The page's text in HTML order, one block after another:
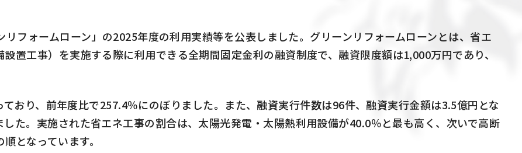
リフォームローン」の2025年度の利用実績等を公表しました。グリーンリフォームローンとは、省エ
置工事）を実施する際に利用できる全期間固定金利の融資制度で、融資限度額は1,000万円であり、
ており、前年度比で257.4％にのぼりました。また、融資実行件数は96件、融資実行金額は3.5億円とな
た。実施された省エネ工事の割合は、太陽光発電・太陽熱利用設備が40.0％と最も高く、次いで高断
順となっています。